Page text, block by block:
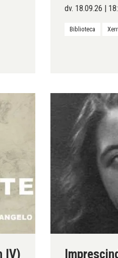
dv. 18.09.26 |
Biblioteca
IV)